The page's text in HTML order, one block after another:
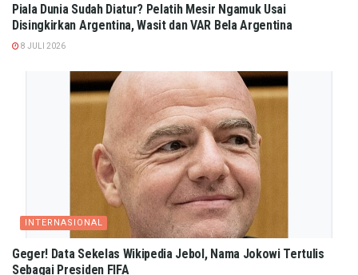
Piala Dunia Sudah Diatur? Pelatih Mesir Ngamuk Usai
Disingkirkan Argentina, Wasit dan VAR Bela Argentina
8 JULI 2026
INTERNASIONAL
Geger! Data Sekelas Wikipedia Jebol, Nama Jokowi Tertulis
Sebagai Presiden FIFA